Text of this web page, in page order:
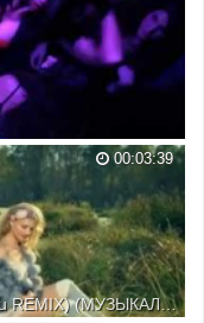
964-46-44 Алиса;
Володя
00:03:39
ФАБРИКА - Я тебя зацелую (Radu Sirbu REMIX) (МУЗЫКАЛЬНЫЙ ВИДЕОКЛИП)